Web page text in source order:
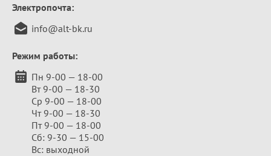
Электропочта:
info@alt-bk.ru
Режим работы:
Пн 9-00 — 18-00
Вт 9-00 — 18-30
Ср 9-00 — 18-00
Чт 9-00 — 18-30
Пт 9-00 — 18-00
Сб: 9-30 — 15-00
Вс: выходной